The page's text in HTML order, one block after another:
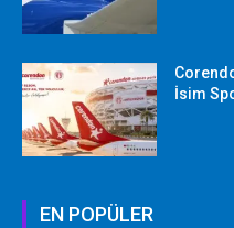
İsim
EN POPÜLER